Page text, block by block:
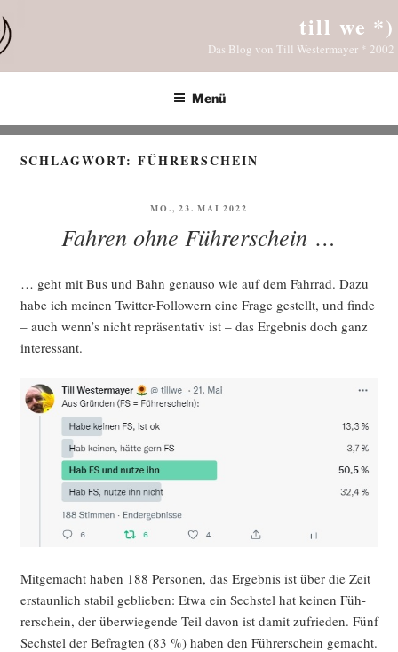
Inhalt
springen
till we *)
Das Blog von Till Westermayer * 2002
Menü
SCHLAGWORT:FÜHRERSCHEIN
VERÖFFENTLICHT
MO., 23. MAI 2022
Fahren ohne Führerschein …
… geht mit Bus und Bahn genau­so wie auf dem Fahr­rad. Dazu
habe ich mei­nen Twit­ter-Fol­lo­wern eine Fra­ge gestellt, und fin­de
– auch wenn’s nicht reprä­sen­ta­tiv ist – das Ergeb­nis doch ganz
interessant.
Mit­ge­macht haben 188 Per­so­nen, das Ergeb­nis ist über die Zeit
erstaun­lich sta­bil geblie­ben: Etwa ein Sechs­tel hat kei­nen Füh­
rer­schein, der über­wie­gen­de Teil davon ist damit zufrie­den. Fünf
Sechs­tel der Befrag­ten (83 %) haben den Füh­rer­schein gemacht.